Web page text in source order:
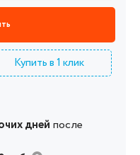
Купить в 1 клик
дней после